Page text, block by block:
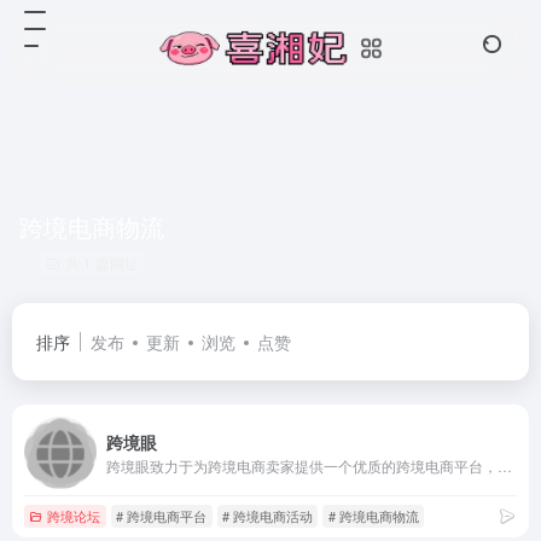
排序 发布 更新 浏览 点赞
跨境眼
跨境论坛 # 跨境电商平台 # 跨境电商活动 # 跨境电商物流